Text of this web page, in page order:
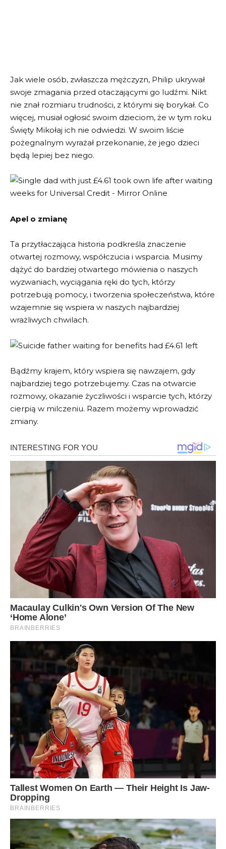
Jak wiele osób, zwłaszcza mężczyzn, Philip ukrywał
swoje zmagania przed otaczającymi go ludźmi. Nikt
nie znał rozmiaru trudności, z którymi się borykał. Co
więcej, musiał ogłosić swoim dzieciom, że w tym roku
Święty Mikołaj ich nie odwiedzi. W swoim liście
pożegnalnym wyrażał przekonanie, że jego dzieci
będą lepiej bez niego.
Apel o zmianę
Ta przytłaczająca historia podkreśla znaczenie
otwartej rozmowy, współczucia i wsparcia. Musimy
dążyć do bardziej otwartego mówienia o naszych
wyzwaniach, wyciągania ręki do tych, którzy
potrzebują pomocy, i tworzenia społeczeństwa, które
wzajemnie się wspiera w naszych najbardziej
wrażliwych chwilach.
Bądźmy krajem, który wspiera się nawzajem, gdy
najbardziej tego potrzebujemy. Czas na otwarcie
rozmowy, okazanie życzliwości i wsparcie tych, którzy
cierpią w milczeniu. Razem możemy wprowadzić
zmiany.